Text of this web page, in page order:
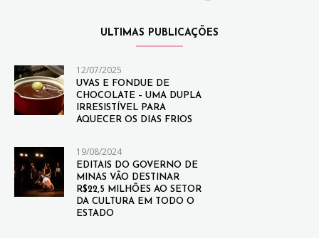
ULTIMAS PUBLICAÇÕES
12/07/2025
UVAS E FONDUE DE
CHOCOLATE – UMA DUPLA
IRRESISTÍVEL PARA
AQUECER OS DIAS FRIOS
19/08/2024
EDITAIS DO GOVERNO DE
MINAS VÃO DESTINAR
R$22,5 MILHÕES AO SETOR
DA CULTURA EM TODO O
ESTADO